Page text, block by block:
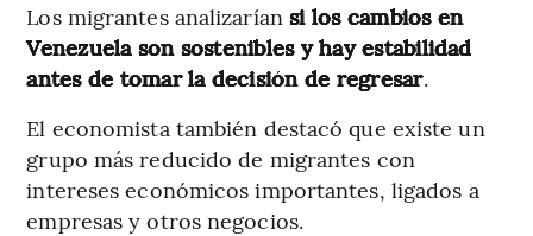
Los migrantes analizaríansi los cambios en
Venezuela son sostenibles y hay estabilidad
antes de tomar la decisión de regresar.
El economista también destacó que existe un
grupo más reducido de migrantes con
intereses económicos importantes, ligados a
empresas y otros negocios.